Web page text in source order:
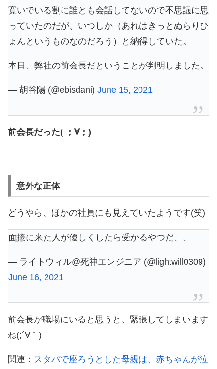
寛いでいる割に誰とも会話してないので不思議に思
っていたのだが、いつしか（あれはきっとぬらりひ
ょんというものなのだろう）と納得していた。
本日、弊社の前会長だということが判明しました。
— 胡谷陽 (@ebisdani) June 15, 2021
前会長だった( ；∀；)
意外な正体
どうやら、ほかの社員にも見えていたようです(笑)
面接に来た人が優しくしたら受かるやつだ、、
— ライトウィル@死神エンジニア (@lightwill0309)
June 16, 2021
前会長が職場にいると思うと、緊張してしまいます
ね(;´∀｀)
関連： スタバで座ろうとした母親は、赤ちゃんが泣